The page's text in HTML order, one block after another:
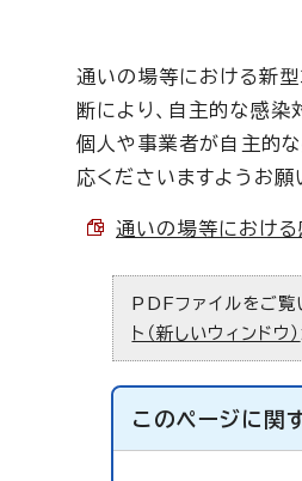
通いの場等における新
断により、自主的な感染
個人や事業者が自主的
応くださいますようお願
通いの場等におけ
PDFファイルをご覧
ト（新しいウィンドウ）
このページに関